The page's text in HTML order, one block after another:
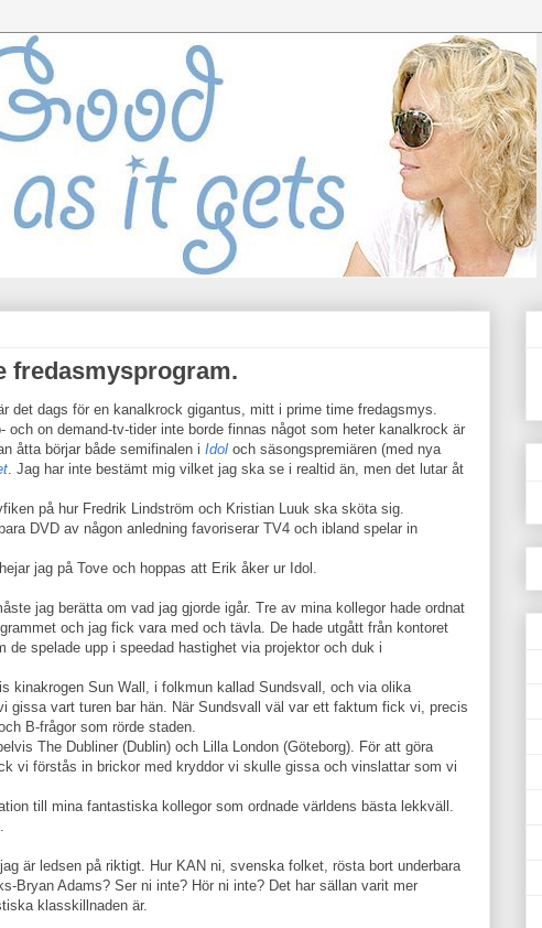
fredasmysprogram.
det dags för en kanalkrock gigantus, mitt i prime time fredagsmys.
och on demand-tv-tider inte borde finnas något som heter kanalkrock är
åtta börjar både semifinalen i Idol och säsongspremiären (med nya
. Jag har inte bestämt mig vilket jag ska se i realtid än, men det lutar åt
på hur Fredrik Lindström och Kristian Luuk ska sköta sig.
DVD av någon anledning favoriserar TV4 och ibland spelar in
jag på Tove och hoppas att Erik åker ur Idol.
jag berätta om vad jag gjorde igår. Tre av mina kollegor hade ordnat
och jag fick vara med och tävla. De hade utgått från kontoret
de spelade upp i speedad hastighet via projektor och duk i
kinakrogen Sun Wall, i folkmun kallad Sundsvall, och via olika
gissa vart turen bar hän. När Sundsvall väl var ett faktum fick vi, precis
B-frågor som rörde staden.
The Dubliner (Dublin) och Lilla London (Göteborg). För att göra
vi förstås in brickor med kryddor vi skulle gissa och vinslattar som vi
till mina fantastiska kollegor som ordnade världens bästa lekkväll.
är ledsen på riktigt. Hur KAN ni, svenska folket, rösta bort underbara
Bryan Adams? Ser ni inte? Hör ni inte? Det har sällan varit mer
klasskillnaden är.